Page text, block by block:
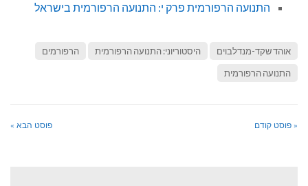
התנועה הרפורמית פרק י: התנועה הרפורמית בישראל
אוהד שקד-מנדלבוים היסטוריוני: התנועה הרפורמית
הרפורמים
התנועה הרפורמית
« פוסט קודם פוסט הבא »